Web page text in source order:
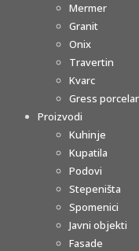
Mermer
Granit
Onix
Travertin
Kvarc
Gress
Proizvodi
Kuhinje
Kupatila
Podovi
Stepeništa
Spomenici
Javni objekti
Fasade